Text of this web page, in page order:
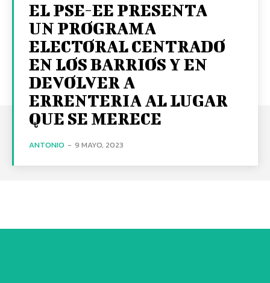
EL PSE-EE PRESENTA
UN PROGRAMA
ELECTORAL CENTRADO
EN LOS BARRIOS Y EN
DEVOLVER A
ERRENTERIA AL LUGAR
QUE SE MERECE
ANTONIO - 9 MAYO, 2023